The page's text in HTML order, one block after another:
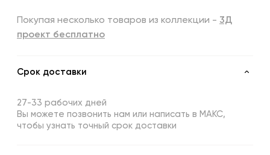
Покупая несколько товаров из коллекции - 3Д
проект бесплатно
Срок доставки
27-33 рабочих дней
Вы можете позвонить нам или написать в МАКС,
чтобы узнать точный срок доставки